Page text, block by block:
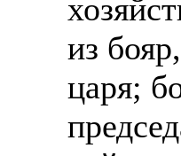
из
царя;